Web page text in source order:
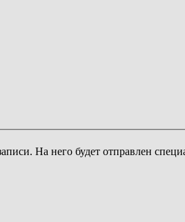
На него будет отправлен